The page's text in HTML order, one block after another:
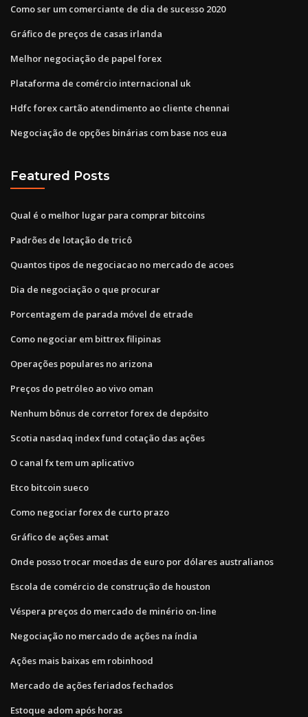
Como ser um comerciante de dia de sucesso 2020
Gráfico de preços de casas irlanda
Melhor negociação de papel forex
Plataforma de comércio internacional uk
Hdfc forex cartão atendimento ao cliente chennai
Negociação de opções binárias com base nos eua
Featured Posts
Qual é o melhor lugar para comprar bitcoins
Padrões de lotação de tricô
Quantos tipos de negociacao no mercado de acoes
Dia de negociação o que procurar
Porcentagem de parada móvel de etrade
Como negociar em bittrex filipinas
Operações populares no arizona
Preços do petróleo ao vivo oman
Nenhum bônus de corretor forex de depósito
Scotia nasdaq index fund cotação das ações
O canal fx tem um aplicativo
Etco bitcoin sueco
Como negociar forex de curto prazo
Gráfico de ações amat
Onde posso trocar moedas de euro por dólares australianos
Escola de comércio de construção de houston
Véspera preços do mercado de minério on-line
Negociação no mercado de ações na índia
Ações mais baixas em robinhood
Mercado de ações feriados fechados
Estoque adom após horas